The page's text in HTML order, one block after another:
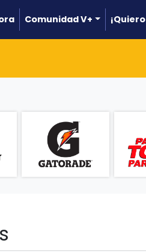
Comunidad V+